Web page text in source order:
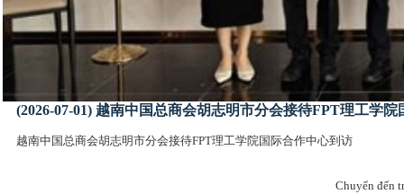
(2026-07-01) 越南中国总商会胡志明市分会接待FPT理工学
越南中国总商会胡志明市分会接待FPT理工学院国际合作中心到访
Chuyển đến